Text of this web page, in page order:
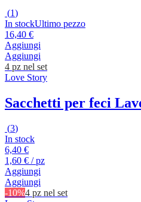
(1)
In stockUltimo pezzo
16,40 €
Aggiungi
Aggiungi
4 pz nel set
Love Story
Sacchetti per feci
(3)
In stock
6,40 €
1,60 € / pz
Aggiungi
Aggiungi
-10%4 pz nel set